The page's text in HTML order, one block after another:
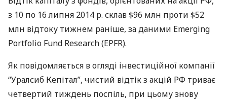
з 10 по 16 липня 2014 р. склав $96 млн проти $52
млн відтоку тижнем раніше, за даними Emerging
Portfolio Fund Research (EPFR).
Як повідомляється в огляді інвестиційної компанії
“Уралсиб Кепітал”, чистий відтік з акцій РФ триває
четвертий тиждень поспіль, при цьому знову